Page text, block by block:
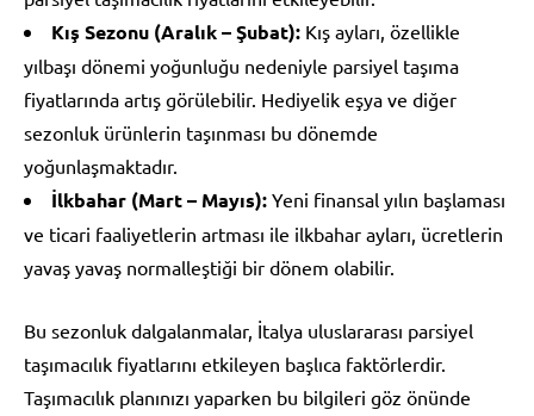
Kış Sezonu (Aralık – Şubat): Kış ayları, özellikle
yılbaşı dönemi yoğunluğu nedeniyle parsiyel taşıma
fiyatlarında artış görülebilir. Hediyelik eşya ve diğer
sezonluk ürünlerin taşınması bu dönemde
yoğunlaşmaktadır.
İlkbahar (Mart – Mayıs): Yeni finansal yılın başlaması
ve ticari faaliyetlerin artması ile ilkbahar ayları, ücretlerin
yavaş yavaş normalleştiği bir dönem olabilir.
Bu sezonluk dalgalanmalar, İtalya uluslararası parsiyel
taşımacılık fiyatlarını etkileyen başlıca faktörlerdir.
Taşımacılık planınızı yaparken bu bilgileri göz önünde